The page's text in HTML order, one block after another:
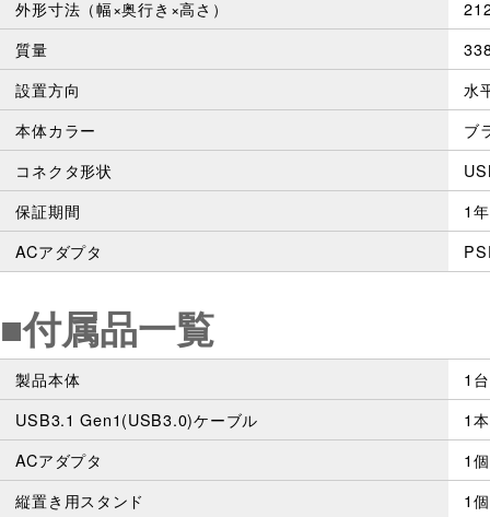
外形寸法（幅×奥行き×高さ）
質量
設置方向
水
本体カラー
ブ
コネクタ形状
保証期間
1
ACアダプタ
■付属品一覧
製品本体
1台
USB3.1 Gen1(USB3.0)ケーブル
1本
ACアダプタ
1個
縦置き用スタンド
1個